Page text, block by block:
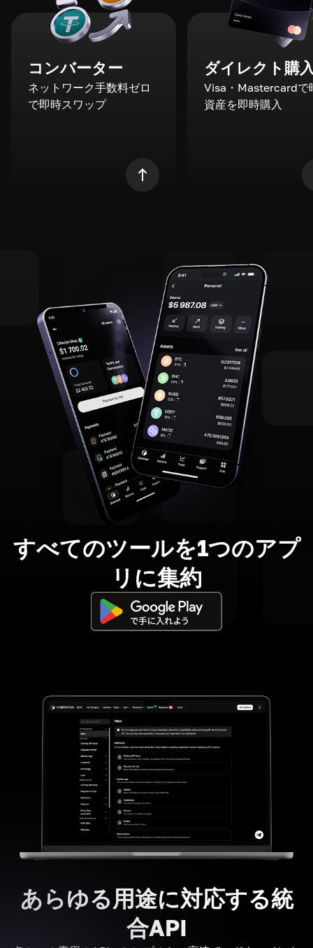
コンバーター
ネットワーク手数料ゼロ
で即時スワップ
ダイレクト購
Visa・Mastercardで
資産を即時購入
すべてのツールを1つのアプ
リに集約
あらゆる用途に対応する統
合API